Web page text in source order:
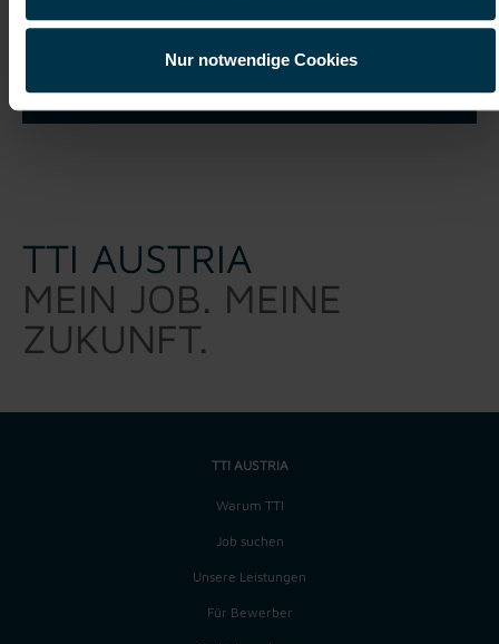
Nur notwendige Cookies
Job suchen
TTI AUSTRIA
MEIN JOB. MEINE
ZUKUNFT.
TTI AUSTRIA
Warum TTI
Job suchen
Unsere Leistungen
Für Bewerber